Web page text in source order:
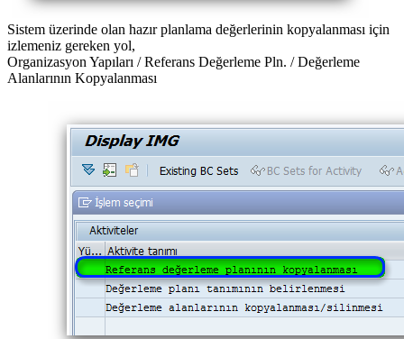
Sistem üzerinde olan hazır planlama değerlerinin kopyalanması için
izlemeniz gereken yol,
Organizasyon Yapıları / Referans Değerleme Pln. / Değerleme
Alanlarının Kopyalanması